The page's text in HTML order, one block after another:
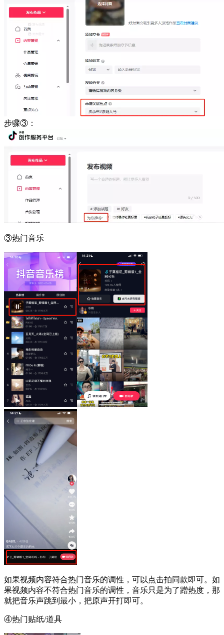
步骤③：
③热门音乐
如果视频内容符合热门音乐的调性，可以点击拍同款即可。如
果视频内容不符合热门音乐的调性，音乐只是为了蹭热度，那
就把音乐声跳到最小，把原声开打即可。
④热门贴纸/道具